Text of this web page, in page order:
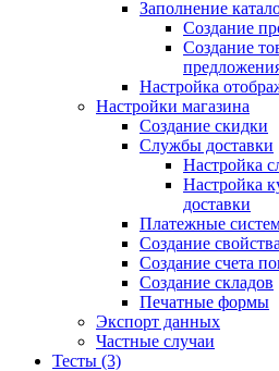
Заполнение
Создание
Создание
Настройка
Настройки магазина
Создание скидки
Службы доставки
Настройка
Настройка
доставки
Платежные
Создание
Создание счета
Создание складов
Печатные формы
Экспорт данных
Частные случаи
Тесты (3)